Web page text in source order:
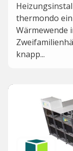
thermondo
Wärmewende
knapp...